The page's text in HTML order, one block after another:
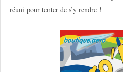
réuni pour tenter de s’y rendre !